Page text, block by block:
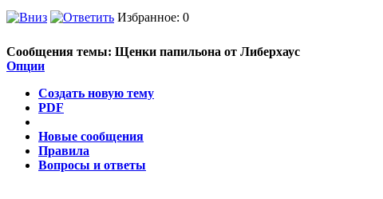
Избранное: 0
Сообщения темы: Щенки папильона от Либерхаус
Опции
Создать новую тему
PDF
Новые сообщения
Правила
Вопросы и ответы